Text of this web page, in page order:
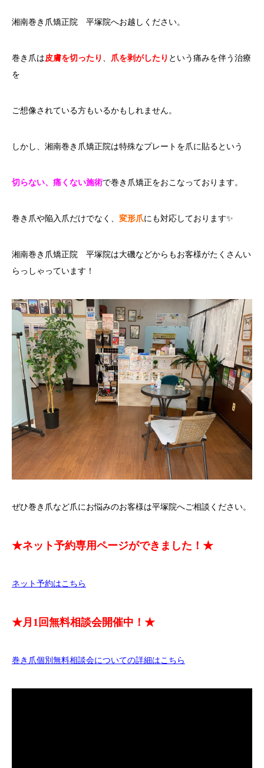
湘南巻き爪矯正院 平塚院へお越しください。
巻き爪は皮膚を切ったり 、 爪を剥がしたり という痛みを伴う治療
を
ご想像されている方もいるかもしれません。
しかし、湘南巻き爪矯正院は特殊なプレートを爪に貼るという
切らない、痛くない施術で巻き爪矯正をおこなっております。
巻き爪や陥入爪だけでなく、 変形爪にも対応しております✨
湘南巻き爪矯正院 平塚院は大磯などからもお客様がたくさんい
らっしゃっています！
ぜひ巻き爪など爪にお悩みのお客様は平塚院へご相談ください。
★ネット予約専用ページができました！★
ネット予約はこちら
★月1回無料相談会開催中！★
巻き爪個別無料相談会についての詳細はこちら